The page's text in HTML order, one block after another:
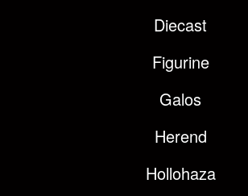
Diecast
Figurine
Galos
Herend
Hollohaza